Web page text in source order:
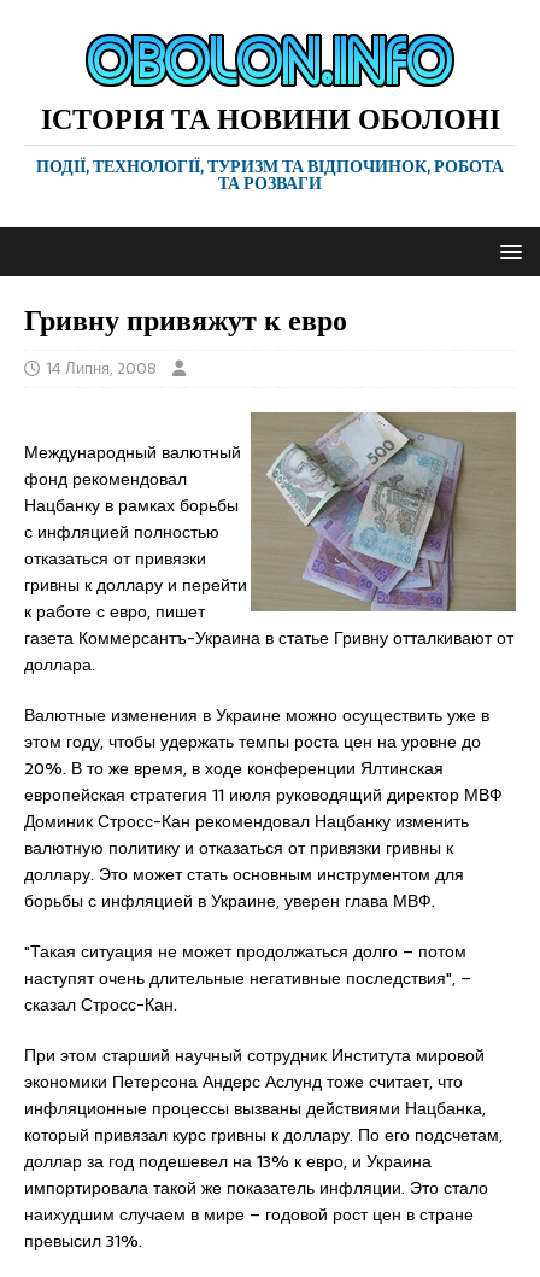
ІСТОРІЯ ТА НОВИНИ ОБОЛОНІ
ПОДІЇ, ТЕХНОЛОГІЇ, ТУРИЗМ ТА ВІДПОЧИНОК, РОБОТА
ТА РОЗВАГИ
Гривну привяжут к евро
14 Липня, 2008
Международный валютный
фонд рекомендовал
Нацбанку в рамках борьбы
с инфляцией полностью
отказаться от привязки
гривны к доллару и перейти
к работе с евро, пишет
газета Коммерсантъ-Украина в статье Гривну отталкивают от
доллара.
Валютные изменения в Украине можно осуществить уже в
этом году, чтобы удержать темпы роста цен на уровне до
20%. В то же время, в ходе конференции Ялтинская
европейская стратегия 11 июля руководящий директор МВФ
Доминик Стросс-Кан рекомендовал Нацбанку изменить
валютную политику и отказаться от привязки гривны к
доллару. Это может стать основным инструментом для
борьбы с инфляцией в Украине, уверен глава МВФ.
"Такая ситуация не может продолжаться долго – потом
наступят очень длительные негативные последствия", –
сказал Стросс-Кан.
При этом старший научный сотрудник Института мировой
экономики Петерсона Андерс Аслунд тоже считает, что
инфляционные процессы вызваны действиями Нацбанка,
который привязал курс гривны к доллару. По его подсчетам,
доллар за год подешевел на 13% к евро, и Украина
импортировала такой же показатель инфляции. Это стало
наихудшим случаем в мире – годовой рост цен в стране
превысил 31%.